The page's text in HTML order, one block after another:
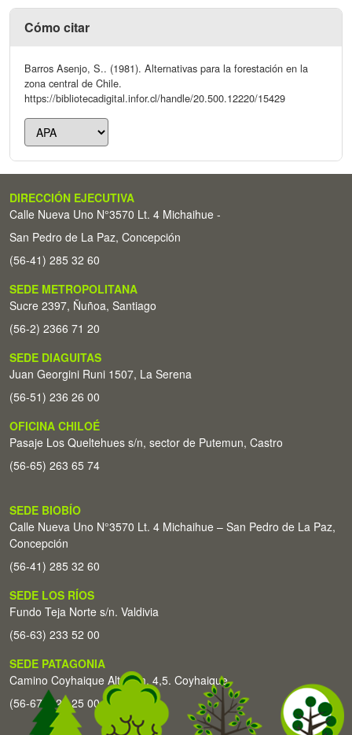
Cómo citar
Barros Asenjo, S.. (1981). Alternativas para la forestación en la
zona central de Chile.
https://bibliotecadigital.infor.cl/handle/20.500.12220/15429
DIRECCIÓN EJECUTIVA
Calle Nueva Uno N°3570 Lt. 4 Michaihue -
San Pedro de La Paz, Concepción
(56-41) 285 32 60
SEDE METROPOLITANA
Sucre 2397, Ñuñoa, Santiago
(56-2) 2366 71 20
SEDE DIAGUITAS
Juan Georgini Runi 1507, La Serena
(56-51) 236 26 00
OFICINA CHILOÉ
Pasaje Los Queltehues s/n, sector de Putemun, Castro
(56-65) 263 65 74
SEDE BIOBÍO
Calle Nueva Uno N°3570 Lt. 4 Michaihue – San Pedro de La Paz,
Concepción
(56-41) 285 32 60
SEDE LOS RÍOS
Fundo Teja Norte s/n. Valdivia
(56-63) 233 52 00
SEDE PATAGONIA
Camino Coyhaique Alto Km. 4,5. Coyhaique
(56-67) 226 25 00